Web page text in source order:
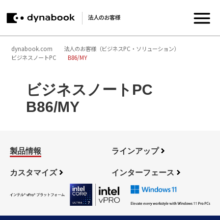
法人のお客様
dynabook.com
法人のお客様（ビジネスPC・ソリューション）
ビジネスノートPC
B86/MY
ビジネスノートPC
B86/MY
製品情報 ラインアップ
カスタマイズ インターフェース